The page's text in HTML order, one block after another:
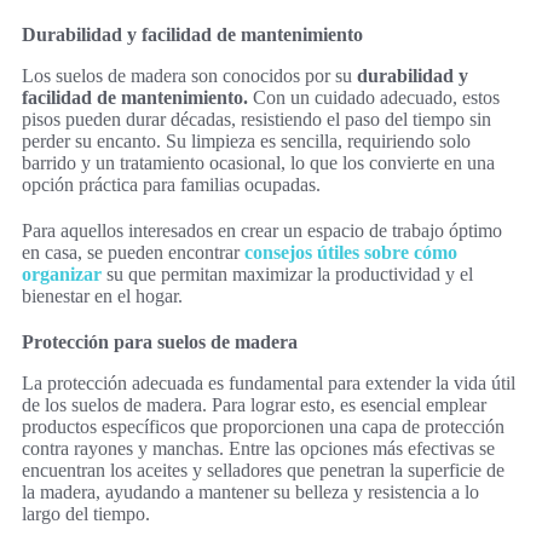
Durabilidad y facilidad de mantenimiento
Los suelos de madera son conocidos por su durabilidad y
facilidad de mantenimiento. Con un cuidado adecuado, estos
pisos pueden durar décadas, resistiendo el paso del tiempo sin
perder su encanto. Su limpieza es sencilla, requiriendo solo
barrido y un tratamiento ocasional, lo que los convierte en una
opción práctica para familias ocupadas.
Para aquellos interesados en crear un espacio de trabajo óptimo
en casa, se pueden encontrarconsejos útiles sobre cómo
organizar su que permitan maximizar la productividad y el
bienestar en el hogar.
Protección para suelos de madera
La protección adecuada es fundamental para extender la vida útil
de los suelos de madera. Para lograr esto, es esencial emplear
productos específicos que proporcionen una capa de protección
contra rayones y manchas. Entre las opciones más efectivas se
encuentran los aceites y selladores que penetran la superficie de
la madera, ayudando a mantener su belleza y resistencia a lo
largo del tiempo.